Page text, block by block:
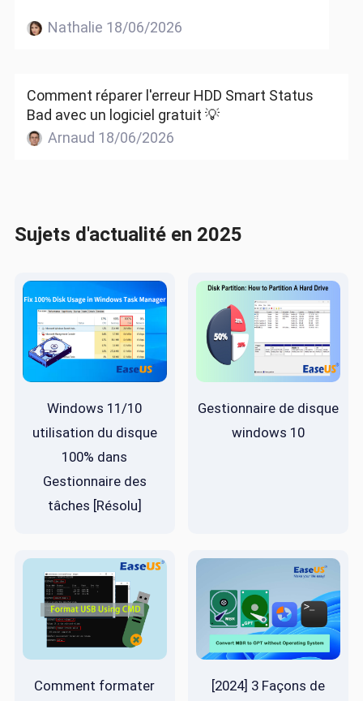
Nathalie 18/06/2026
Comment réparer l'erreur HDD Smart Status
Bad avec un logiciel gratuit 💡
Arnaud 18/06/2026
Sujets d'actualité en 2025
Windows 11/10
utilisation du disque
100% dans
Gestionnaire des
tâches [Résolu]
Gestionnaire de disque
windows 10
Comment formater
[2024] 3 Façons de